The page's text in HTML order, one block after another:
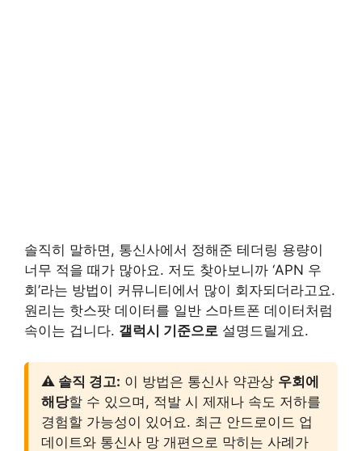
솔직히 말하면, 통신사에서 정해준 테더링 용량이
너무 적을 때가 많아요. 저도 찾아보니까 ‘APN 우
회’라는 방법이 커뮤니티에서 많이 회자되더라고요.
원리는 핫스팟 데이터를 일반 스마트폰 데이터처럼
속이는 겁니다. 갤럭시 기준으로 설명드릴게요.
⚠️ 솔직 경고: 이 방법은 통신사 약관상 우회에
해당할 수 있으며, 적발 시 제재나 속도 저하를
경험할 가능성이 있어요. 최근 안드로이드 업
데이트와 통신사 망 개편으로 막히는 사례가